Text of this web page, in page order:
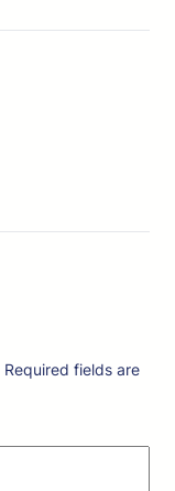
Required fields are